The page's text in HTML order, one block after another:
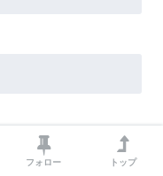
フォロー トップ